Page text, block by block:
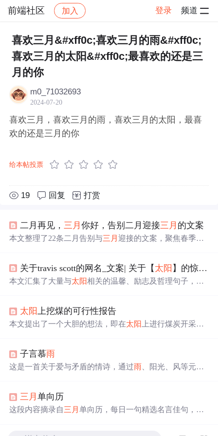
前端社区 加入 登录 频道
社区 前端社区 感慨 帖子详情
喜欢三月&#xff0c;喜欢三月的雨&#xff0c;
喜欢三月的太阳&#xff0c;最喜欢的还是三
月的你
m0_71032693
2024-07-20
喜欢三月，喜欢三月的雨，喜欢三月的太阳，最喜
欢的还是三月的你
给本帖投票
19 回复 打赏
二月再见， 三月你好，告别二月迎接三月 的文案
本文整理了22条二月告别与三月迎接的文案，聚焦春季意
发布、节日营销文案及用户运营场景，突出季节更替中的
情感共鸣与正向激励，不涉及具体技术实现或IT系统功
关于travis scott的网名_文案| 关于【 太阳 】的惊艳句子
本文汇集了大量与太阳相关的温馨、励志及哲理句子，通
太阳上挖煤的可行性报告
本文提出了一个大胆的想法，即在太阳
上进行煤炭开采以
后详细介绍了具体的开采方法。
子言慕雨
这是一首关于爱与矛盾的情诗，通过雨 、阳光、风等元素
三月单向历
这段内容摘录自三月单向历，每日一句精选名言佳句，涵